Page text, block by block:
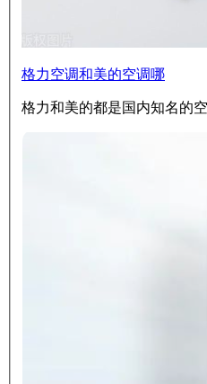
格力空调和美的空调哪
格力和美的都是国内知名的